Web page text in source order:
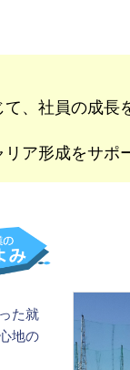
、社員の成
ア形成をサポ
た就
地の